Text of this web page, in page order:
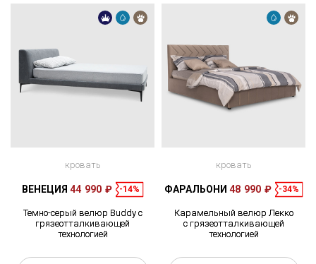
кровать
ВЕНЕЦИЯ 44 990 ₽ -14%
Темно-серый велюр Buddy с
грязеотталкивающей
технологией
кровать
ФАРАЛЬОНИ 48 990 ₽ -34%
Карамельный велюр Лекко
с грязеотталкивающей
технологией